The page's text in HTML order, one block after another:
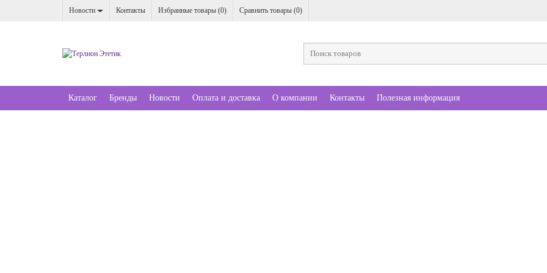
Новости Контакты Избранные товары (0) Сравнить товары (0)
Каталог Бренды Новости Оплата и доставка О компании Контакты Полезная информация